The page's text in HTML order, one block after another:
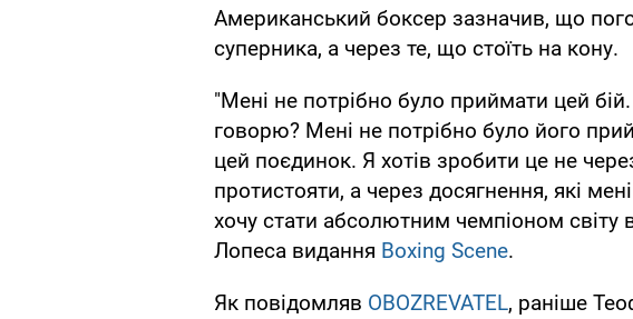
Американський боксер зазначив, що
суперника, а через те, що стоїть на кону.
"Мені не потрібно було приймати цей
говорю? Мені не потрібно було його
цей поєдинок. Я хотів зробити це не
протистояти, а через досягнення, які
хочу стати абсолютним чемпіоном світу
Лопеса видання Boxing Scene.
Як повідомляв OBOZREVATEL, раніше